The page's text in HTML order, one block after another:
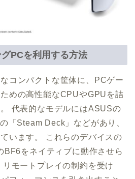
PCを利用する方法
コンパクトな筐体に、PCゲー
めの高性能なCPUやGPUを詰
代表的なモデルにはASUSの
「Steam Deck」などがあり、
います。 これらのデバイスの
BF6をネイティブに動作させら
モートプレイの制約を受け